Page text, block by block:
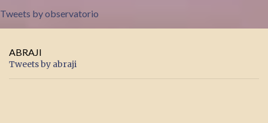
Tweets by observatorio
ABRAJI
Tweets by abraji